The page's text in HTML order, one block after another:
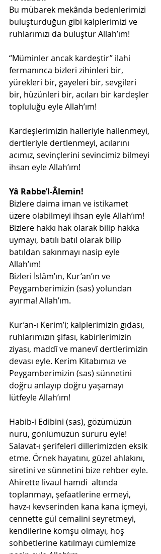
Bu mübarek mekânda bedenlerimizi
buluşturduğun gibi kalplerimizi ve
ruhlarımızı da buluştur Allah’ım!
“Müminler ancak kardeştir” ilahi
fermanınca bizleri zihinleri bir,
yürekleri bir, gayeleri bir, sevgileri
bir, hüzünleri bir, acıları bir kardeşler
topluluğu eyle Allah’ım!
Kardeşlerimizin halleriyle hallenmeyi,
dertleriyle dertlenmeyi, acılarını
acımız, sevinçlerini sevincimiz bilmeyi
ihsan eyle Allah’ım!
Yâ Rabbe’l-Âlemin!
Bizlere daima iman ve istikamet
üzere olabilmeyi ihsan eyle Allah’ım!
Bizlere hakkı hak olarak bilip hakka
uymayı, batılı batıl olarak bilip
batıldan sakınmayı nasip eyle
Allah’ım!
Bizleri İslâm’ın, Kur’an’ın ve
Peygamberimizin (sas) yolundan
ayırma! Allah’ım.
Kur’an-ı Kerim’i; kalplerimizin gıdası,
ruhlarımızın şifası, kabirlerimizin
ziyası, maddî ve manevî dertlerimizin
devası eyle. Kerim Kitabımızı ve
Peygamberimizin (sas) sünnetini
doğru anlayıp doğru yaşamayı
lütfeyle Allah’ım!
Habib-i Edibini (sas), gözümüzün
nuru, gönlümüzün süruru eyle!
Salavat-ı şerifeleri dillerimizden eksik
etme. Örnek hayatını, güzel ahlakını,
siretini ve sünnetini bize rehber eyle.
Ahirette livaul hamdi  altında
toplanmayı, şefaatlerine ermeyi,
havz-ı kevserinden kana kana içmeyi,
cennette gül cemalini seyretmeyi,
kendilerine komşu olmayı, hoş
sohbetlerine katılmayı cümlemize